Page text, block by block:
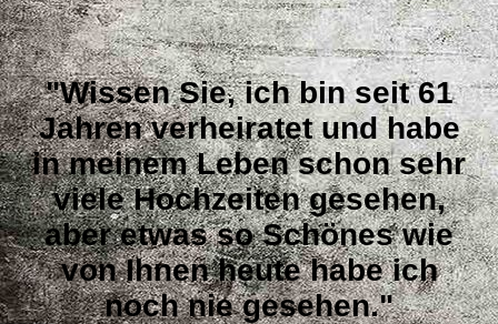
"Wissen Sie, ich bin seit 61
Jahren verheiratet und habe
in meinem Leben schon sehr
viele Hochzeiten gesehen,
aber etwas so Schönes wie
von Ihnen heute habe ich
noch nie gesehen."